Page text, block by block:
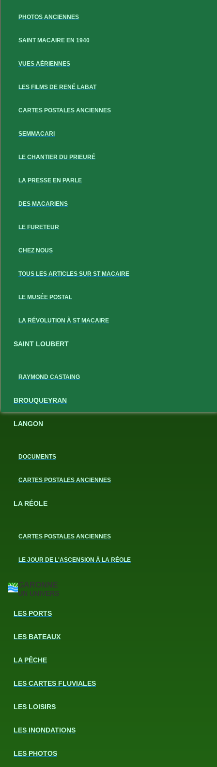
PHOTOS ANCIENNES
SAINT MACAIRE EN 1940
VUES AÉRIENNES
LES FILMS DE RENÉ LABAT
CARTES POSTALES ANCIENNES
SEMMACARI
LE CHANTIER DU PRIEURÉ
LA PRESSE EN PARLE
DES MACARIENS
LE FURETEUR
CHEZ NOUS
TOUS LES ARTICLES SUR ST MACAIRE
LE MUSÉE POSTAL
LA RÉVOLUTION À ST MACAIRE
SAINT LOUBERT
RAYMOND CASTAING
BROUQUEYRAN
LANGON
DOCUMENTS
CARTES POSTALES ANCIENNES
LA RÉOLE
CARTES POSTALES ANCIENNES
LE JOUR DE L'ASCENSION À LA RÉOLE
GARONNE
UN UNIVERS
LES PORTS
LES BATEAUX
LA PÊCHE
LES CARTES FLUVIALES
LES LOISIRS
LES INONDATIONS
LES PHOTOS